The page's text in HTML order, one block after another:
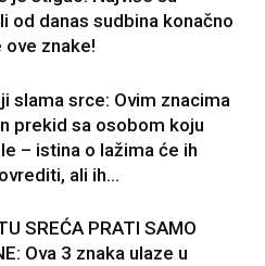
od danas sudbina konačno
ove znake!
slama srce: Ovim znacima
prekid sa osobom koju
– istina o lažima će ih
ali ih...
SREĆA PRATI SAMO
Ova 3 znaka ulaze u